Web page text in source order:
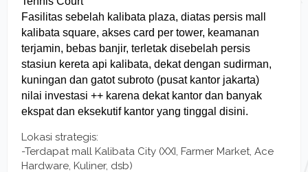
Fasilitas sebelah kalibata plaza, diatas persis mall
kalibata square, akses card per tower, keamanan
terjamin, bebas banjir, terletak disebelah persis
stasiun kereta api kalibata, dekat dengan sudirman,
kuningan dan gatot subroto (pusat kantor jakarta)
nilai investasi ++ karena dekat kantor dan banyak
ekspat dan eksekutif kantor yang tinggal disini.
Lokasi strategis:
-Terdapat mall Kalibata City (XXI, Farmer Market, Ace
Hardware, Kuliner, dsb)